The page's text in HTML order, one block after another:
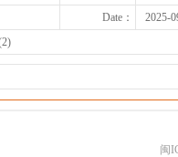
Date：
2025-
闽